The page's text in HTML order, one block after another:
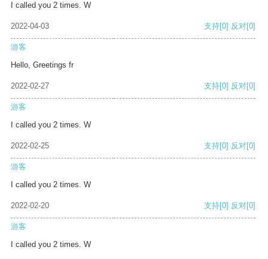
I called you 2 times. W
2022-04-03 支持[0] 反对[0]
游客
Hello, Greetings fr
2022-02-27 支持[0] 反对[0]
游客
I called you 2 times. W
2022-02-25 支持[0] 反对[0]
游客
I called you 2 times. W
2022-02-20 支持[0] 反对[0]
游客
I called you 2 times. W